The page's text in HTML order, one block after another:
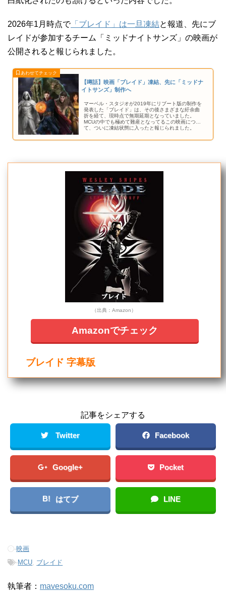
2026年1月時点で「ブレイド」は一旦凍結と報道、先にブ
レイドが参加するチーム「ミッドナイトサンズ」の映画が
公開されると報じられました。
【噂話】映画「ブレイド」凍結、先に「ミッドナ
イトサンズ」制作へ
マーベル・スタジオが2019年にリブート版の制作を
発表した「ブレイド」は、その後さまざまな紆余曲
折を経て、現時点で無期延期となっていました。
MCUの中でも極めて難産となってるこの映画につい
て、ついに凍結状態に入ったと報じられました。
（出典：Amazon）
Amazonでチェック
ブレイド 字幕版
記事をシェアする
Twitter Facebook
Google+ Pocket
B! はてブ LINE
-映画
-MCU ブレイド
執筆者： mavesoku.com